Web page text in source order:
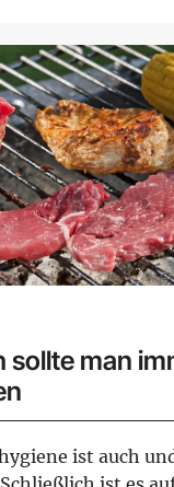
sollte man
ist auch